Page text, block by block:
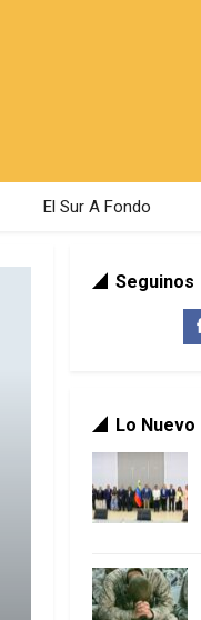
El Sur A Fondo
Seguinos
Lo Nuevo